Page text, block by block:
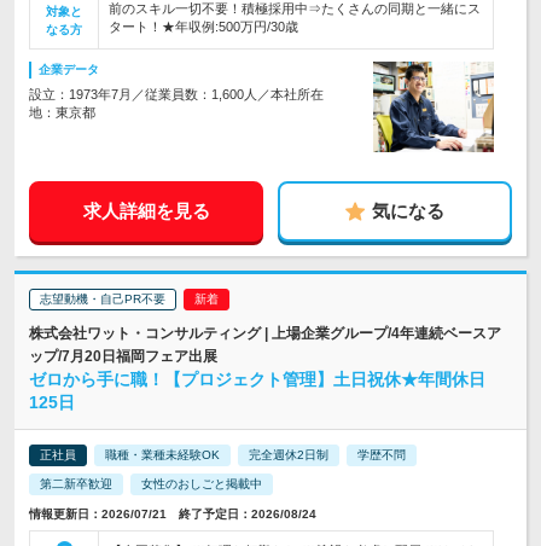
対象と
なる方
前のスキル一切不要！積極採用中⇒たくさんの同期と一緒にス
タート！★年収例:500万円/30歳
企業データ
設立：1973年7月／従業員数：1,600人／本社所在
地：東京都
求人詳細を見る 気になる
志望動機・自己PR不要
株式会社ワット・コンサルティング | 上場企業グループ/4年連続ベースア
ップ/7月20日福岡フェア出展
ゼロから手に職！【プロジェクト管理】土日祝休★年間休日
125日
正社員 職種・業種未経験OK 完全週休2日制 学歴不問
第二新卒歓迎 女性のおしごと掲載中
情報更新日：2026/07/21 終了予定日：2026/08/24